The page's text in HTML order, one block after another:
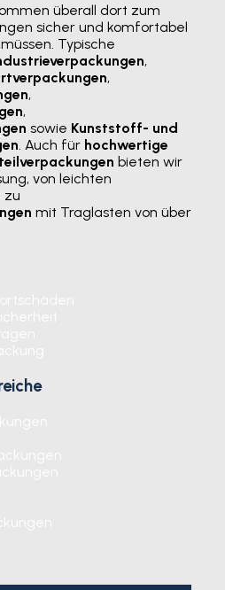
überall dort zum
sicher und komfortabel
Typische
,
,
,
,
sowie Kunststoff- und
. Auch für hochwertige
bieten wir
von leichten
zu
mit Traglasten von über